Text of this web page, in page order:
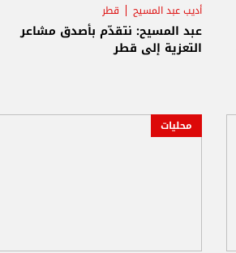
أديب عبد المسيح قطر
عبد المسيح: نتقدّم بأصدق مشاعر
التعزية إلى قطر
محليات